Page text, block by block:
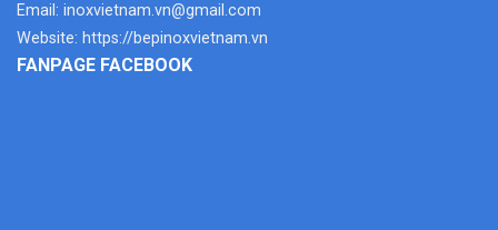
Email: inoxvietnam.vn@gmail.com
Website: https://bepinoxvietnam.vn
FANPAGE FACEBOOK